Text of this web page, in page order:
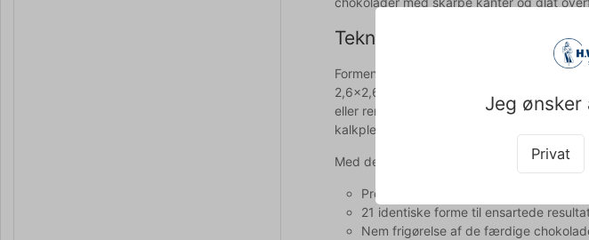
Jeg ønsker
Privat
Tekniske specifikationer og
Formen måler 135x275 mm med en højde
2,6x2,6x1,3 cm og rummer præcis 10
eller rengøringsmidler, da disse kan
kalkpletter.
Med denne chokoladeform fra Pavoni får du:
Professionel kvalitet i holdbart
21 identiske forme til ensartede
Nem frigørelse af de færdige